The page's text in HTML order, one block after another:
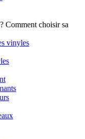
Comment choisir sa
vinyles